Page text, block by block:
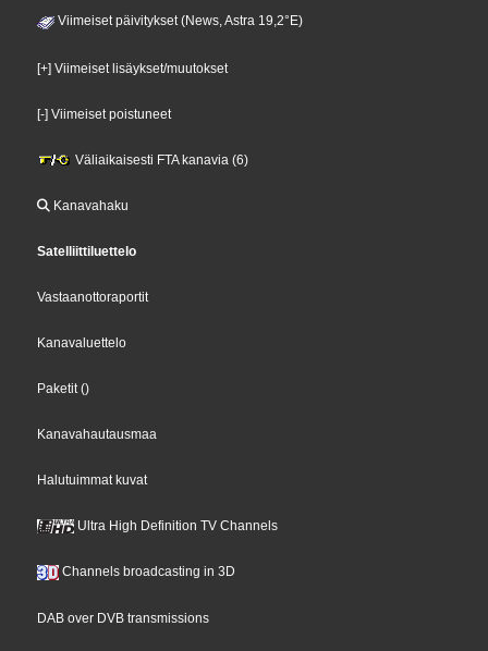
Viimeiset päivitykset (News, Astra 19,2°E)
[+] Viimeiset lisäykset/muutokset
[-] Viimeiset poistuneet
Väliaikaisesti FTA kanavia (6)
Kanavahaku
Satelliittiluettelo
Vastaanottoraportit
Kanavaluettelo
Paketit ()
Kanavahautausmaa
Halutuimmat kuvat
Ultra High Definition TV Channels
Channels broadcasting in 3D
DAB over DVB transmissions